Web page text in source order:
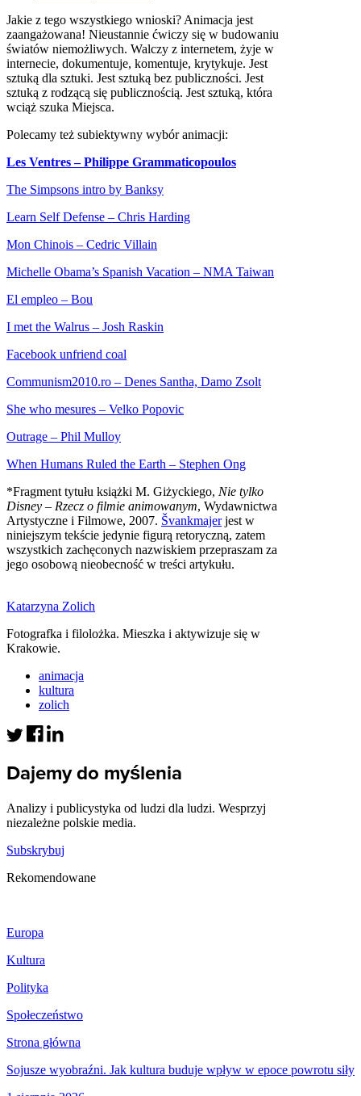
Jakie z tego wszystkiego wnioski? Animacja jest
zaangażowana! Nieustannie ćwiczy się w budowaniu
światów niemożliwych. Walczy z internetem, żyje w
internecie, dokumentuje, komentuje, krytykuje. Jest
sztuką dla sztuki. Jest sztuką bez publiczności. Jest
sztuką z rodzącą się publicznością. Jest sztuką, która
wciąż szuka Miejsca.
Polecamy też subiektywny wybór animacji:
Les Ventres – Philippe Grammaticopoulos
The Simpsons intro by Banksy
Learn Self Defense – Chris Harding
Mon Chinois – Cedric Villain
Michelle Obama’s Spanish Vacation – NMA Taiwan
El empleo – Bou
I met the Walrus – Josh Raskin
Facebook unfriend coal
Communism2010.ro – Denes Santha, Damo Zsolt
She who mesures – Velko Popovic
Outrage – Phil Mulloy
When Humans Ruled the Earth – Stephen Ong
*Fragment tytułu książki M. Giżyckiego, Nie tylko
Disney – Rzecz o filmie animowanym, Wydawnictwa
Artystyczne i Filmowe, 2007. Švankmajerjest w
niniejszym tekście jedynie figurą retoryczną, zatem
wszystkich zachęconych nazwiskiem przepraszam za
jego osobową nieobecność w treści artykułu.
Katarzyna Zolich
Fotografka i filolożka. Mieszka i aktywizuje się w
Krakowie.
animacja
kultura
zolich
Dajemy do myślenia
Analizy i publicystyka od ludzi dla ludzi. Wesprzyj
niezależne polskie media.
Subskrybuj
Rekomendowane
Europa
Kultura
Polityka
Społeczeństwo
Strona główna
Sojusze wyobraźni. Jak kultura buduje wpływ w epoce powrotu siły